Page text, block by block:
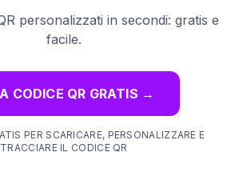
personalizzati in secondi: gratis e
facile.
CODICE QR GRATIS →
PER SCARICARE, PERSONALIZZARE E
TRACCIARE IL CODICE QR